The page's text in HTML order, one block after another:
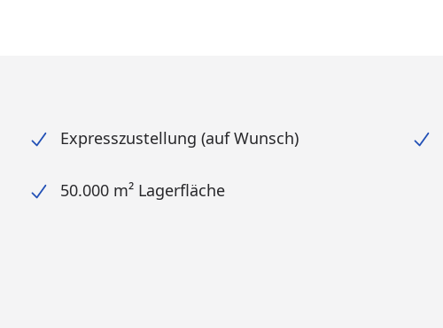
Expresszustellung (auf Wunsch)
50.000 m² Lagerfläche